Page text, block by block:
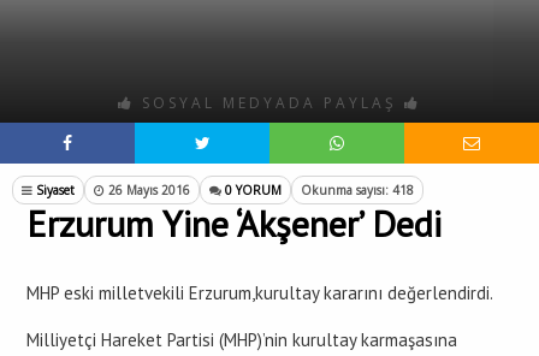
SOSYAL MEDYADA PAYLAŞ
Siyaset 26 Mayıs 2016 0 YORUM Okunma sayısı: 418
Erzurum Yine ‘Akşener’ Dedi
MHP eski milletvekili Erzurum,kurultay kararını değerlendirdi.
Milliyetçi Hareket Partisi (MHP)’nin kurultay karmaşasına